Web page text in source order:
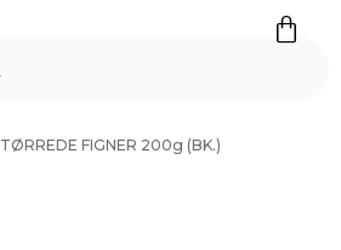
TØRREDE FIGNER 200g (BK.)